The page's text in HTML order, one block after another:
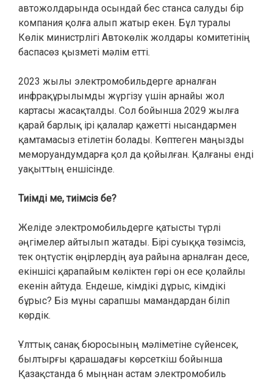
автожолдарында осындай бес станса салуды бір
компания қолға алып жатыр екен. Бұл туралы
Көлік министрлігі Автокөлік жолдары комитетінің
баспасөз қызметі мәлім етті.
2023 жылы электромобильдерге арналған
инфрақұрылымды жүргізу үшін арнайы жол
картасы жасақталды. Сол бойынша 2029 жылға
қарай барлық ірі қалалар қажетті нысандармен
қамтамасыз етілетін болады. Көптеген маңызды
меморуандумдарға қол да қойылған. Қалғаны енді
уақыттың еншісінде.
Тиімді ме, тиімсіз бе?
Желіде электромобильдерге қатысты түрлі
әңгімелер айтылып жатады. Бірі суыққа төзімсіз,
тек оңтүстік өңірлердің ауа райына арналған десе,
екіншісі қарапайым көліктен гөрі он есе қолайлы
екенін айтуда. Ендеше, кімдікі дұрыс, кімдікі
бұрыс? Біз мұны сарапшы мамандардан біліп
көрдік.
Ұлттық санақ бюросының мәліметіне сүйенсек,
былтырғы қарашадағы көрсеткіш бойынша
Қазақстанда 6 мыңнан астам электромобиль